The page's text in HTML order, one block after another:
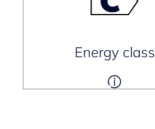
Energy class